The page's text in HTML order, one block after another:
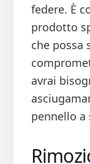
federe. È
prodotto
che possa
avrai
pennello a